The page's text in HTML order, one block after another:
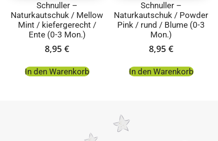
Schnuller –
Naturkautschuk / Mellow
Mint / kiefergerecht /
Ente (0-3 Mon.)
8,95 €
In den Warenkorb
Schnuller –
Naturkautschuk / Powder
Pink / rund / Blume (0-3
Mon.)
8,95 €
In den Warenkorb